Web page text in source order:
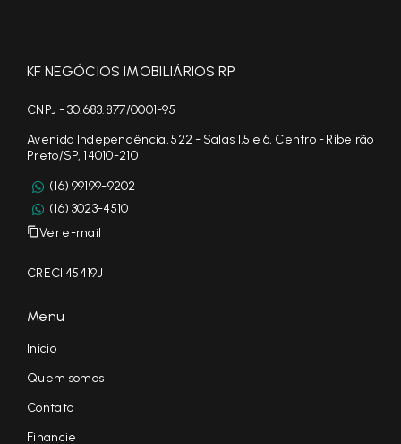
KF NEGÓCIOS IMOBILIÁRIOS RP
CNPJ - 30.683.877/0001-95
Avenida Independência, 522 - Salas 1,5 e 6, Centro - Ribeirão
Preto/SP, 14010-210
(16) 99199-9202
(16) 3023-4510
Ver e-mail
CRECI 45419J
Menu
Início
Quem somos
Contato
Financie